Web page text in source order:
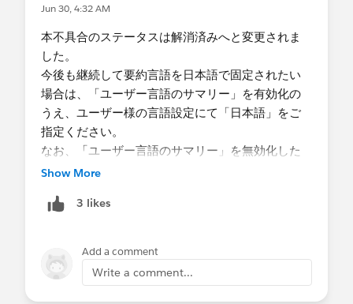
と幸いです。
引き続き、Salesforce をどうぞよろしくお願いいた
します。
Jun 30, 4:32 AM
本不具合のステータスは解消済みへと変更されま
した。
今後も継続して要約言語を日本語で固定されたい
場合は、「ユーザー言語のサマリー」を有効化の
うえ、ユーザー様の言語設定にて「日本語」をご
指定ください。
なお、「ユーザー言語のサマリー」を無効化した
際の挙動について、ご不明な点やご懸念される点
せください。
Show More
3 likes
Add a comment
Write a comment...